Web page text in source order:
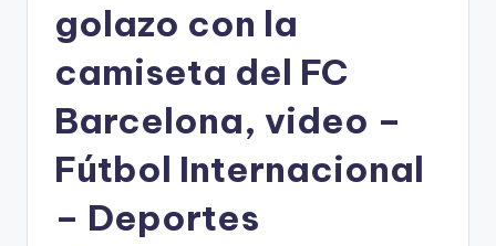
golazo con la
camiseta del FC
Barcelona, video –
Fútbol Internacional
– Deportes